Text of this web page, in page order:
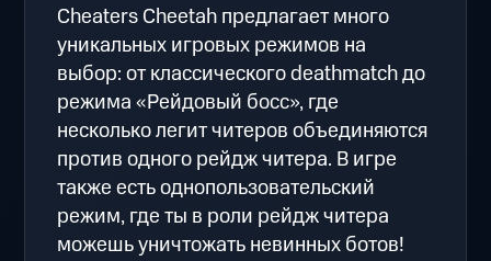
Cheaters Cheetah предлагает много
уникальных игровых режимов на
выбор: от классического deathmatch до
режима «Рейдовый босс», где
несколько легит читеров объединяются
против одного рейдж читера. В игре
также есть однопользовательский
режим, где ты в роли рейдж читера
можешь уничтожать невинных ботов!